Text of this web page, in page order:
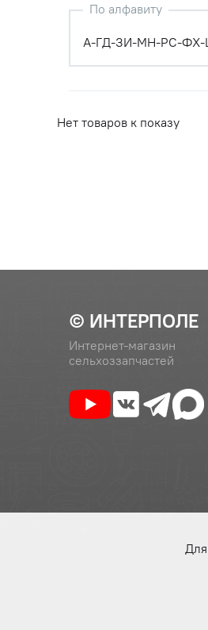
По алфавиту
А-ГД-ЗИ-МН-РС-Ф
Нет товаров к показу
© ИНТЕРПОЛЕ
Интернет-магазин
сельхоззапчастей